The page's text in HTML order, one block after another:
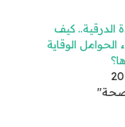
الدرقية.. كيف
الحوامل الوقاية